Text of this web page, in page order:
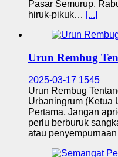
Pasar Semurup,
hiruk-pikuk… [...]
Urun Rembug
2025-03-17 1545
Urun Rembug
Urbaningrum (Ketua
Pertama, Jangan
perlu berburuk
atau